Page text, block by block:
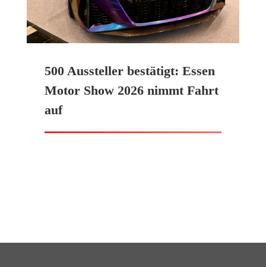
500 Aussteller bestätigt: Essen
Motor Show 2026 nimmt Fahrt
auf